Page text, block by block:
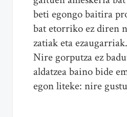
beti egongo baitira
bat etorriko ez diren
zatiak eta ezaugarriak.
Nire gorputza ez
aldatzea baino bide
egon liteke: nire